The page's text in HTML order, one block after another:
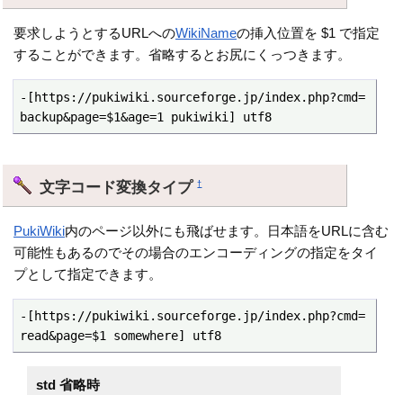
要求しようとするURLへのWikiNameの挿入位置を $1 で指定
することができます。省略するとお尻にくっつきます。
-[https://pukiwiki.sourceforge.jp/index.php?cmd=
backup&page=$1&age=1 pukiwiki] utf8
文字コード変換タイプ†
PukiWiki内のページ以外にも飛ばせます。日本語をURLに含む
可能性もあるのでその場合のエンコーディングの指定をタイ
プとして指定できます。
-[https://pukiwiki.sourceforge.jp/index.php?cmd=
read&page=$1 somewhere] utf8
std 省略時